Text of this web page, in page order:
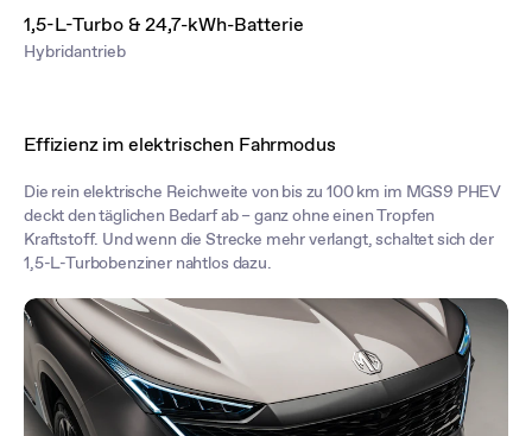
1,5-L-Turbo & 24,7-kWh-Batterie
Hybridantrieb
Effizienz im elektrischen Fahrmodus
Die rein elektrische Reichweite von bis zu 100 km im MGS9 PHEV
deckt den täglichen Bedarf ab – ganz ohne einen Tropfen
Kraftstoff. Und wenn die Strecke mehr verlangt, schaltet sich der
1,5-L-Turbobenziner nahtlos dazu.